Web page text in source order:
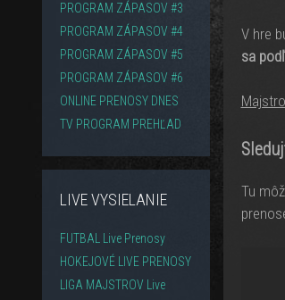
V hre
sa
Tu
PROGRAM ZÁPASOV #3
PROGRAM ZÁPASOV #4
PROGRAM ZÁPASOV #5
PROGRAM ZÁPASOV #6
ONLINE PRENOSY DNES
TV PROGRAM PREHĽAD
LIVE VYSIELANIE
FUTBAL Live Prenosy
HOKEJOVÉ LIVE PRENOSY
LIGA MAJSTROV Live